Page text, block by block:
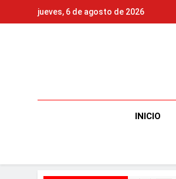
jueves, 6 de agosto de 2026
INICIO